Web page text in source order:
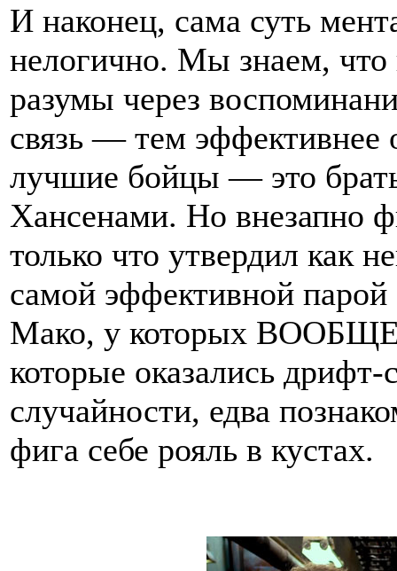
И наконец, сама суть
нелогично. Мы знаем,
разумы через
связь — тем
лучшие бойцы — это
Хансенами. Но внезапно
только что утвердил как
самой эффективной парой
Мако, у которых ВООБЩЕ
которые оказались
случайности, едва
фига себе рояль в кустах.